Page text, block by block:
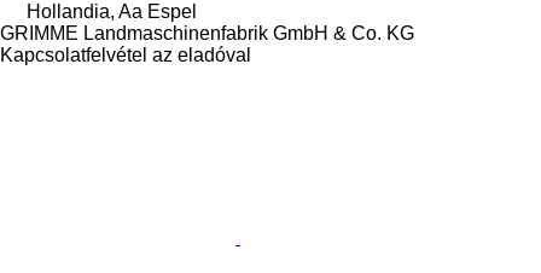
Hollandia, Aa Espel
GRIMME Landmaschinenfabrik GmbH & Co. KG
Kapcsolatfelvétel az eladóval